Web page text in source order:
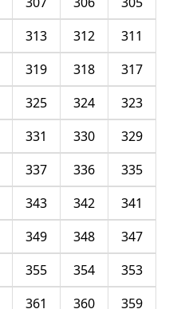
311
312
313
317
318
319
323
324
325
329
330
331
335
336
337
341
342
343
347
348
349
353
354
355
359
360
361